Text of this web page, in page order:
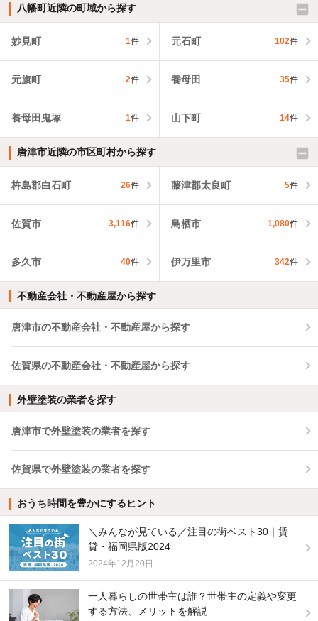
八幡町近隣の町域から探す
妙見町 1件 元石町 102件
元旗町 2件 養母田 35件
養母田鬼塚 1件 山下町 14件
唐津市近隣の市区町村から探す
杵島郡白石町 26件 藤津郡太良町 5件
佐賀市 3,116件 鳥栖市 1,080件
多久市 40件 伊万里市 342件
不動産会社・不動産屋から探す
唐津市の不動産会社・不動産屋から探す
佐賀県の不動産会社・不動産屋から探す
外壁塗装の業者を探す
唐津市で外壁塗装の業者を探す
佐賀県で外壁塗装の業者を探す
おうち時間を豊かにするヒント
＼みんなが見ている／注目の街ベスト30｜賃
貸・福岡県版2024
2024年12月20日
一人暮らしの世帯主は誰？世帯主の定義や変更
する方法、メリットを解説